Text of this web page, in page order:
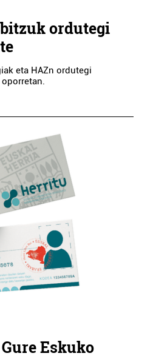
ordutegi
eta HAZn ordutegi
Eskuko